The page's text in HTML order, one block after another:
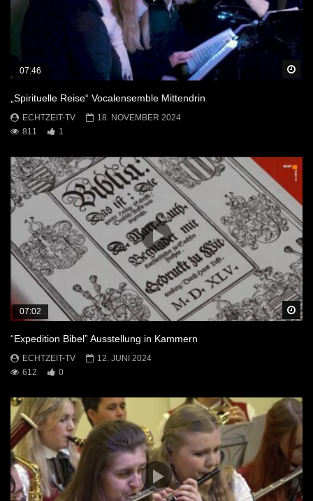
07:46
„Spirituelle Reise“ Vocalensemble Mittendrin
ECHTZEIT-TV
18. NOVEMBER 2024
811
1
07:02
“Expedition Bibel” Ausstellung in Kammern
ECHTZEIT-TV
12. JUNI 2024
612
0